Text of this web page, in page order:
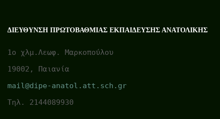
ΔΙΕΎΘΥΝΣΗ ΠΡΩΤΟΒΆΘΜΙΑΣ ΕΚΠΑΊΔΕΥΣΗΣ ΑΝΑΤΟΛΙΚΉΣ
1ο χλμ.Λεωφ. Μαρκοπούλου
19002, Παιανία
mail@dipe-anatol.att.sch.gr
Τηλ. 2144089930